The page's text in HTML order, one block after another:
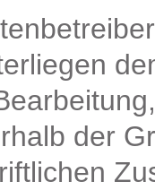
der